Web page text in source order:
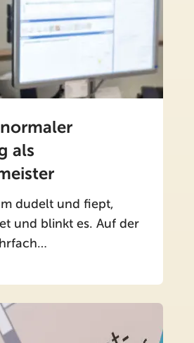
als
dudelt und fiept,
und blinkt es. Auf der